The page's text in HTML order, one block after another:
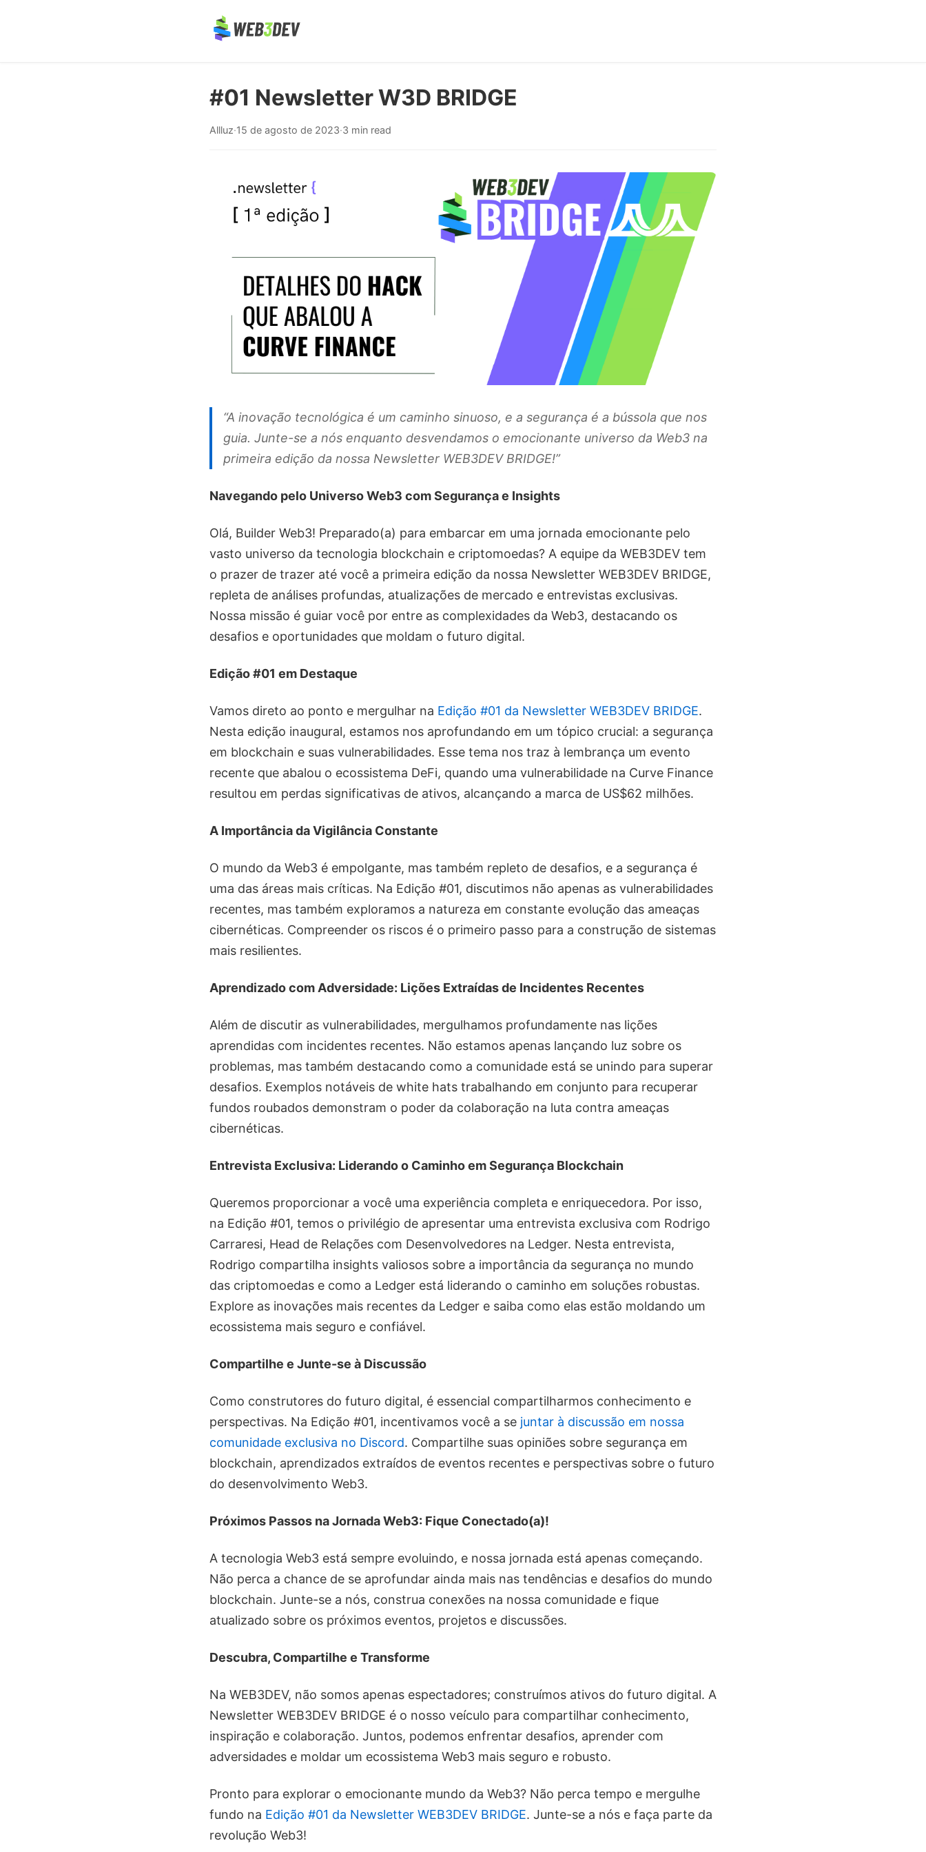
#01 Newsletter W3D BRIDGE
Allluz·15 de agosto de 2023·3 min read
“A inovação tecnológica é um caminho sinuoso, e a segurança é a bússola que nos
guia. Junte-se a nós enquanto desvendamos o emocionante universo da Web3 na
primeira edição da nossa Newsletter WEB3DEV BRIDGE!”
Navegando pelo Universo Web3 com Segurança e Insights
Olá, Builder Web3! Preparado(a) para embarcar em uma jornada emocionante pelo
vasto universo da tecnologia blockchain e criptomoedas? A equipe da WEB3DEV tem
o prazer de trazer até você a primeira edição da nossa Newsletter WEB3DEV BRIDGE,
repleta de análises profundas, atualizações de mercado e entrevistas exclusivas.
Nossa missão é guiar você por entre as complexidades da Web3, destacando os
desafios e oportunidades que moldam o futuro digital.
Edição #01 em Destaque
Vamos direto ao ponto e mergulhar na Edição #01 da Newsletter WEB3DEV BRIDGE.
Nesta edição inaugural, estamos nos aprofundando em um tópico crucial: a segurança
em blockchain e suas vulnerabilidades. Esse tema nos traz à lembrança um evento
recente que abalou o ecossistema DeFi, quando uma vulnerabilidade na Curve Finance
resultou em perdas significativas de ativos, alcançando a marca de US$62 milhões.
A Importância da Vigilância Constante
O mundo da Web3 é empolgante, mas também repleto de desafios, e a segurança é
uma das áreas mais críticas. Na Edição #01, discutimos não apenas as vulnerabilidades
recentes, mas também exploramos a natureza em constante evolução das ameaças
cibernéticas. Compreender os riscos é o primeiro passo para a construção de sistemas
mais resilientes.
Aprendizado com Adversidade: Lições Extraídas de Incidentes Recentes
Além de discutir as vulnerabilidades, mergulhamos profundamente nas lições
aprendidas com incidentes recentes. Não estamos apenas lançando luz sobre os
problemas, mas também destacando como a comunidade está se unindo para superar
desafios. Exemplos notáveis de white hats trabalhando em conjunto para recuperar
fundos roubados demonstram o poder da colaboração na luta contra ameaças
cibernéticas.
Entrevista Exclusiva: Liderando o Caminho em Segurança Blockchain
Queremos proporcionar a você uma experiência completa e enriquecedora. Por isso,
na Edição #01, temos o privilégio de apresentar uma entrevista exclusiva com Rodrigo
Carraresi, Head de Relações com Desenvolvedores na Ledger. Nesta entrevista,
Rodrigo compartilha insights valiosos sobre a importância da segurança no mundo
das criptomoedas e como a Ledger está liderando o caminho em soluções robustas.
Explore as inovações mais recentes da Ledger e saiba como elas estão moldando um
ecossistema mais seguro e confiável.
Compartilhe e Junte-se à Discussão
Como construtores do futuro digital, é essencial compartilharmos conhecimento e
perspectivas. Na Edição #01, incentivamos você a se juntar à discussão em nossa
comunidade exclusiva no Discord. Compartilhe suas opiniões sobre segurança em
blockchain, aprendizados extraídos de eventos recentes e perspectivas sobre o futuro
do desenvolvimento Web3.
Próximos Passos na Jornada Web3: Fique Conectado(a)!
A tecnologia Web3 está sempre evoluindo, e nossa jornada está apenas começando.
Não perca a chance de se aprofundar ainda mais nas tendências e desafios do mundo
blockchain. Junte-se a nós, construa conexões na nossa comunidade e fique
atualizado sobre os próximos eventos, projetos e discussões.
Descubra, Compartilhe e Transforme
Na WEB3DEV, não somos apenas espectadores; construímos ativos do futuro digital. A
Newsletter WEB3DEV BRIDGE é o nosso veículo para compartilhar conhecimento,
inspiração e colaboração. Juntos, podemos enfrentar desafios, aprender com
adversidades e moldar um ecossistema Web3 mais seguro e robusto.
Pronto para explorar o emocionante mundo da Web3? Não perca tempo e mergulhe
fundo na Edição #01 da Newsletter WEB3DEV BRIDGE. Junte-se a nós e faça parte da
revolução Web3!